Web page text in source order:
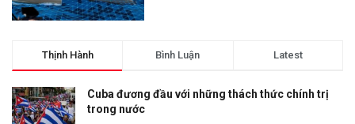
Thịnh Hành Bình Luận Latest
Cuba đương đầu với những thách thức chính trị
trong nước